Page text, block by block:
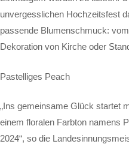
unvergesslichen Hochzeitsfest
passende Blumenschmuck:
Dekoration von Kirche oder
Pastelliges Peach
„Ins gemeinsame Glück startet
einem floralen Farbton namens
2024“, so die